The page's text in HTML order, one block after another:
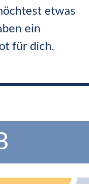
etwas
ein
für dich.